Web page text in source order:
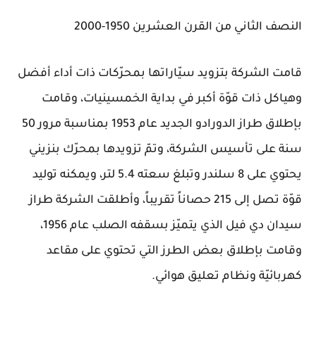
النصف الثاني من القرن العشرين 1950-2000
قامت الشركة بتزويد سيّاراتها بمحرّكات ذات أداء أفضل
وهياكل ذات قوّة أكبر في بداية الخمسينيات، وقامت
بإطلاق طراز الدورادو الجديد عام 1953 بمناسبة مرور 50
سنة على تأسيس الشركة، وتمّ تزويدها بمحرّك بنزيني
يحتوي على 8 سلندر وتبلغ سعته 5.4 لتر، ويمكنه توليد
قوّة تصل إلى 215 حصاناً تقريباً، وأطلقت الشركة طراز
سيدان دي فيل الذي يتميّز بسقفه الصلب عام 1956،
وقامت بإطلاق بعض الطرز التي تحتوي على مقاعد
كهربائيّة ونظام تعليق هوائي.